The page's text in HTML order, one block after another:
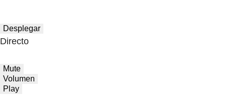
Desplegar
Directo
Mute
Volumen
Play